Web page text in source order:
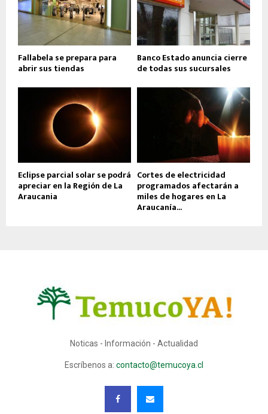
Fallabela se prepara para
abrir sus tiendas
Banco Estado anuncia cierre
de todas sus sucursales
Eclipse parcial solar se podrá
apreciar en la Región de La
Araucania
Cortes de electricidad
programados afectarán a
miles de hogares en La
Araucanía...
Noticas - Información - Actualidad
Escríbenos a: contacto@temucoya.cl